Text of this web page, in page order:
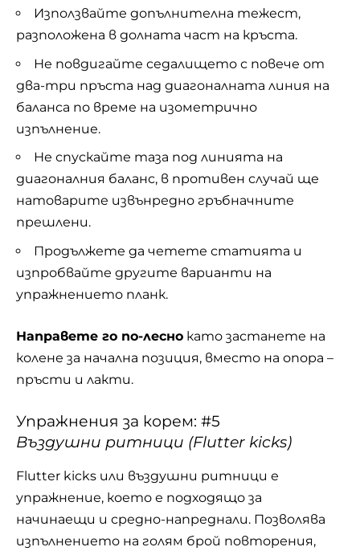
Използвайте допълнителна тежест,
разположена в долната част на кръста.
Не повдигайте седалището с повече от
два-три пръста над диагоналната линия на
баланса по време на изометрично
изпълнение.
Не спускайте таза под линията на
диагоналния баланс, в противен случай ще
натоварите извънредно гръбначните
прешлени.
Продължете да четете статията и
изпробвайте другите варианти на
упражнението планк.
Направете го по-лесно като застанете на
колене за начална позиция, вместо на опора –
пръсти и лакти.
Упражнения за корем: #5
Въздушни ритници (Flutter kicks)
Flutter kicks или въздушни ритници е
упражнение, което е подходящо за
начинаещи и средно-напреднали. Позволява
изпълнението на голям брой повторения,